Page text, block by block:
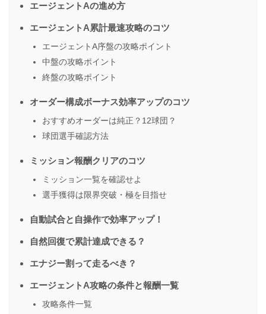
エージェントAの進め方
エージェントA累計最速攻略のコツ
エージェントA序盤の攻略ポイント
中盤の攻略ポイント
終盤の攻略ポイント
オーダー構成ボーナス効率アップのコツ
おすすめオーダーは純正？12球団？
球団選手確認方法
ミッション報酬クリアのコツ
ミッション一覧を確認せよ
選手獲得は限界突破・極を目指せ
自動試合と自操作で効率アップ！
自然回復で累計達成できる？
エナジー割って走るべき？
エージェントA攻略の条件と報酬一覧
攻略条件一覧